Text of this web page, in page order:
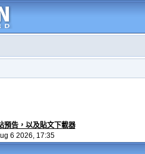
預告，以及貼文下載器
6 2026, 17:35